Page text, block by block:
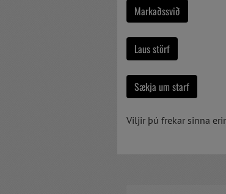
Markaðssvið
Laus störf
Sækja um starf
Viljir þú frekar sinna